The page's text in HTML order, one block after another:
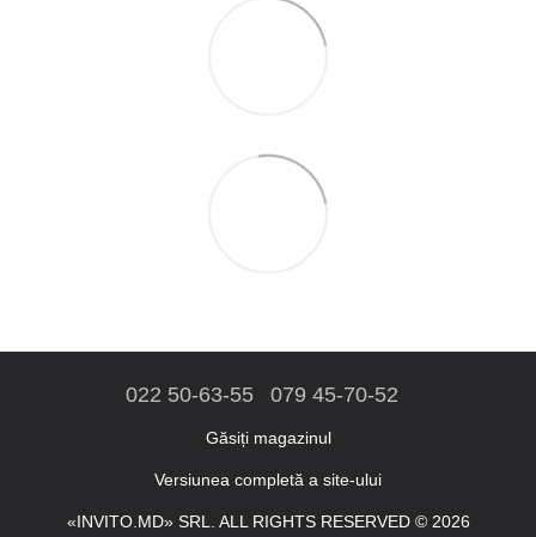
022 50-63-55 079 45-70-52
Găsiți magazinul
Versiunea completă a site-ului
«INVITO.MD» SRL. ALL RIGHTS RESERVED © 2026